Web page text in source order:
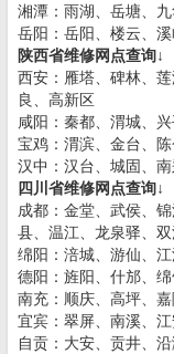
湘潭：雨湖、岳塘、
岳阳：岳阳、楼云、
陕西省维修网点查询↓
西安：雁塔、碑林、
良、高新区
咸阳：秦都、渭城、
宝鸡：渭滨、金台、
汉中：汉台、城固、
四川省维修网点查询↓
成都：金堂、武侯、
县、温江、龙泉驿、
绵阳：涪城、游仙、
德阳：旌阳、什邡、
南充：顺庆、高坪、
宜宾：翠屏、南溪、
自贡：大安、贡井、